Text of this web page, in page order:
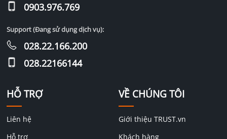
HỖ TRỢ
Liên hệ
Hỗ trợ
VỀ CHÚNG TÔI
Giới thiệu TRUST.vn
Khách hàng
0903.976.769
Support (Đang sử dụng dịch vụ):
028.22.166.200
028.22166144